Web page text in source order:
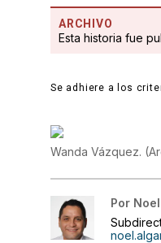
ARCHIVO
Esta historia fue
Se adhiere a los
Wanda Vázquez. (
Por